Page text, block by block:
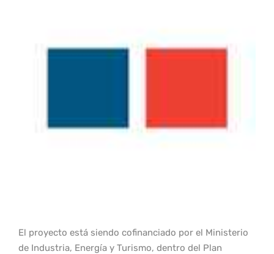
El proyecto está siendo cofinanciado por el Ministerio
de Industria, Energía y Turismo, dentro del Plan